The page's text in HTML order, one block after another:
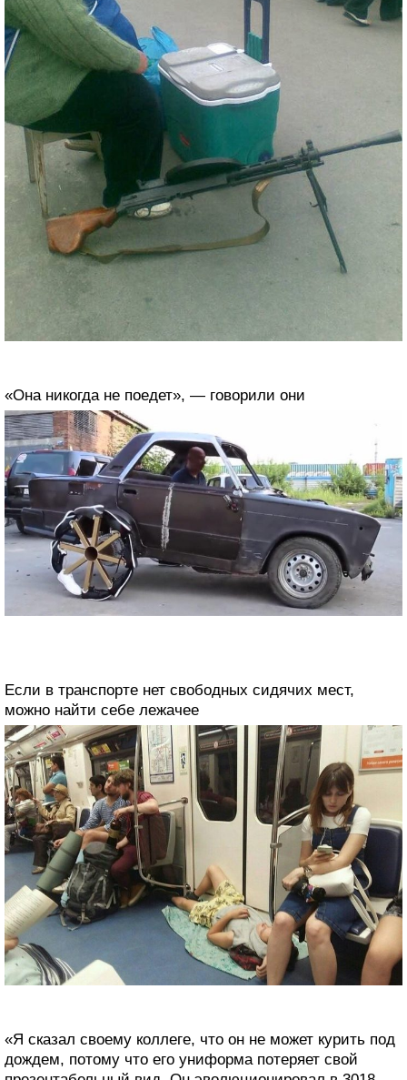
«Она никогда не поедет», — говорили они
Если в транспорте нет свободных сидячих мест,
можно найти себе лежачее
«Я сказал своему коллеге, что он не может курить под
дождем, потому что его униформа потеряет свой